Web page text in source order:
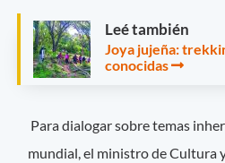
Leé también
Joya jujeña:
conocidas
Para dialogar sobre temas
mundial, el ministro de Cultura